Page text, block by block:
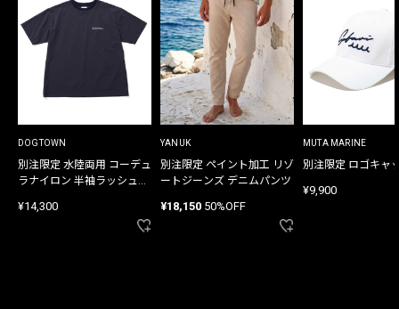
DOGTOWN
別注限定 水陸両用 コーデュ
ラナイロン 半袖ラッシュガ
¥14,300
YANUK
別注限定 ペイント加工 リゾ
ートジーンズ デニムパンツ
¥18,150 50%OFF
MUTA MARINE
別注限定 ロゴキャ
¥9,900